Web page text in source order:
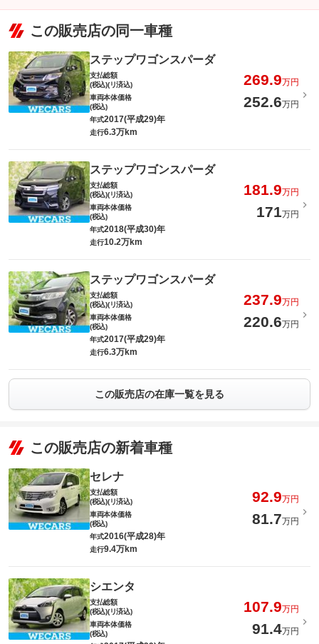
この販売店の同一車種
ステップワゴンスパーダ
支払総額
(税込)(リ済込)
269.9万円
車両本体価格
(税込)
252.6万円
年式2017(平成29)年
走行6.3万km
ステップワゴンスパーダ
支払総額
(税込)(リ済込)
181.9万円
車両本体価格
(税込)
171万円
年式2018(平成30)年
走行10.2万km
ステップワゴンスパーダ
支払総額
(税込)(リ済込)
237.9万円
車両本体価格
(税込)
220.6万円
年式2017(平成29)年
走行6.3万km
この販売店の在庫一覧を見る
この販売店の新着車種
セレナ
支払総額
(税込)(リ済込)
92.9万円
車両本体価格
(税込)
81.7万円
年式2016(平成28)年
走行9.4万km
シエンタ
支払総額
(税込)(リ済込)
107.9万円
車両本体価格
(税込)
91.4万円